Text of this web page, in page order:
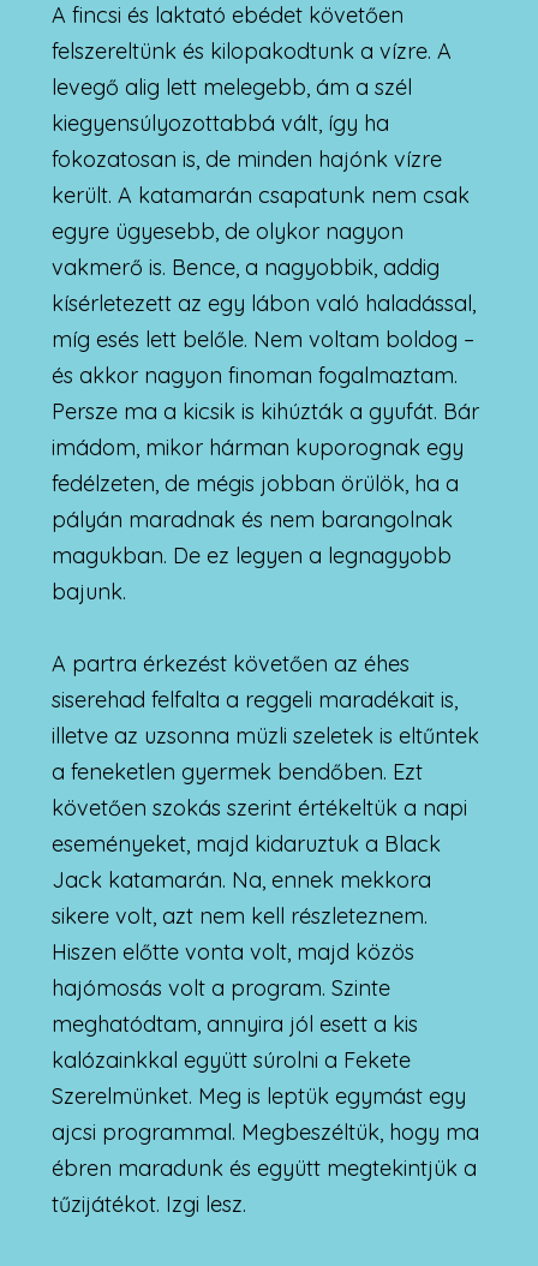
A fincsi és laktató ebédet követően
felszereltünk és kilopakodtunk a vízre. A
levegő alig lett melegebb, ám a szél
kiegyensúlyozottabbá vált, így ha
fokozatosan is, de minden hajónk vízre
került. A katamarán csapatunk nem csak
egyre ügyesebb, de olykor nagyon
vakmerő is. Bence, a nagyobbik, addig
kísérletezett az egy lábon való haladással,
míg esés lett belőle. Nem voltam boldog –
és akkor nagyon finoman fogalmaztam.
Persze ma a kicsik is kihúzták a gyufát. Bár
imádom, mikor hárman kuporognak egy
fedélzeten, de mégis jobban örülök, ha a
pályán maradnak és nem barangolnak
magukban. De ez legyen a legnagyobb
bajunk.
A partra érkezést követően az éhes
siserehad felfalta a reggeli maradékait is,
illetve az uzsonna müzli szeletek is eltűntek
a feneketlen gyermek bendőben. Ezt
követően szokás szerint értékeltük a napi
eseményeket, majd kidaruztuk a Black
Jack katamarán. Na, ennek mekkora
sikere volt, azt nem kell részleteznem.
Hiszen előtte vonta volt, majd közös
hajómosás volt a program. Szinte
meghatódtam, annyira jól esett a kis
kalózainkkal együtt súrolni a Fekete
Szerelmünket. Meg is leptük egymást egy
ajcsi programmal. Megbeszéltük, hogy ma
ébren maradunk és együtt megtekintjük a
tűzijátékot. Izgi lesz.